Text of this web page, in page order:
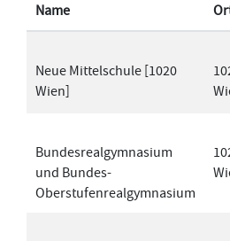
Name
Neue Mittelschule [1020
Wien]
Bundesrealgymnasium
und Bundes-
Oberstufenrealgymnasium